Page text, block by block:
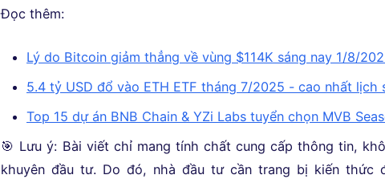
Đọc thêm:
Lý do Bitcoin giảm thẳng về vùng $114K sáng nay 1/8/
5.4 tỷ USD đổ vào ETH ETF tháng 7/2025 - cao nhất lịch
Top 15 dự án BNB Chain & YZi Labs tuyển chọn MVB
🎯 Lưu ý: Bài viết chỉ mang tính chất cung cấp thông tin,
khuyên đầu tư. Do đó, nhà đầu tư cần trang bị kiến thức